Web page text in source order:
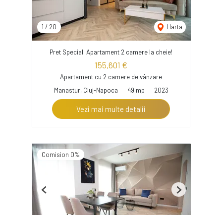
1 / 20 Harta
Pret Special! Apartament 2 camere la cheie!
155,601 €
Apartament cu 2 camere de vânzare
Manastur, Cluj-Napoca
49 mp 2023
Vezi mai multe detalii
Comision 0%
Previous Next